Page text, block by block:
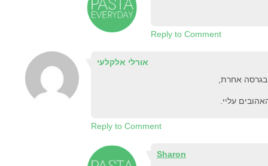
Reply to Comment
אורלי אלקלעי
בגרסה אחרת,
עליי.
Reply to Comment
Sharon